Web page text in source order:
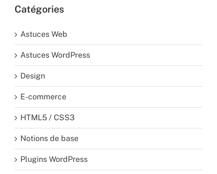
Catégories
Astuces Web
Astuces WordPress
Design
E-commerce
HTML5 / CSS3
Notions de base
Plugins WordPress